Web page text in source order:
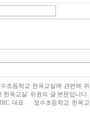
초등학교 한옥교실에 관련해
옥교실' 위원의 글 본문입니다
대표 정수초등학교 한옥